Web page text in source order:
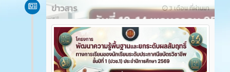
3 เดือน ที่ผ่านมา
ข่าวสาร